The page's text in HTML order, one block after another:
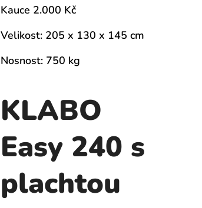
Kauce 2.000 Kč
Velikost: 205 x 130 x 145 cm
Nosnost: 750 kg
KLABO
Easy 240 s
plachtou